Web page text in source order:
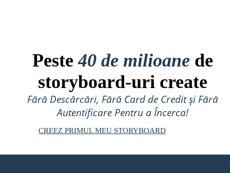
Peste40 de milioane de
storyboard-uri create
Fără Descărcări, Fără Card de Credit și Fără
Autentificare Pentru a Încerca!
CREEZ PRIMUL MEU STORYBOARD